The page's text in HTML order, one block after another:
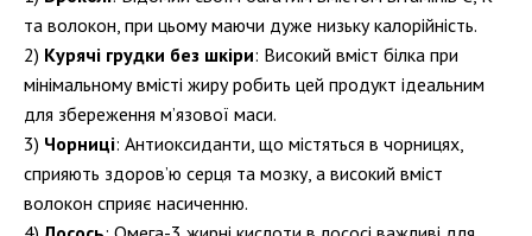
та волокон, при цьому маючи дуже низьку калорійність.
Курячі грудки без шкіри: Високий вміст білка при
мінімальному вмісті жиру робить цей продукт ідеальним
для збереження м’язової маси.
Чорниці: Антиоксиданти, що містяться в чорницях,
сприяють здоров’ю серця та мозку, а високий вміст
волокон сприяє насиченню.